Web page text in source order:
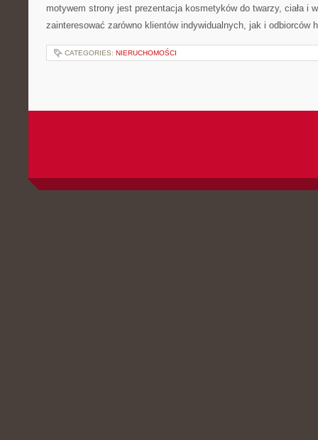
motywem strony jest prezentacja kosmetyków do twarzy, ciała i
zainteresować zarówno klientów indywidualnych, jak i
CATEGORIES: NIERUCHOMOŚCI